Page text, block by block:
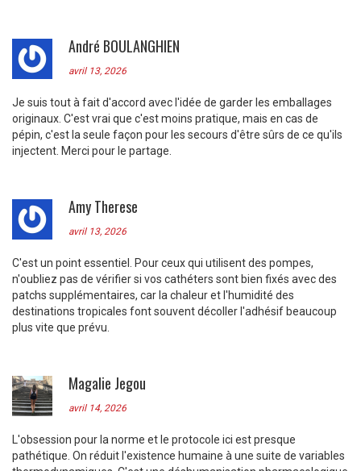
André BOULANGHIEN
avril 13, 2026
Je suis tout à fait d'accord avec l'idée de garder les emballages
originaux. C'est vrai que c'est moins pratique, mais en cas de
pépin, c'est la seule façon pour les secours d'être sûrs de ce qu'ils
injectent. Merci pour le partage.
Amy Therese
avril 13, 2026
C'est un point essentiel. Pour ceux qui utilisent des pompes,
n'oubliez pas de vérifier si vos cathéters sont bien fixés avec des
patchs supplémentaires, car la chaleur et l'humidité des
destinations tropicales font souvent décoller l'adhésif beaucoup
plus vite que prévu.
Magalie Jegou
avril 14, 2026
L'obsession pour la norme et le protocole ici est presque
pathétique. On réduit l'existence humaine à une suite de variables